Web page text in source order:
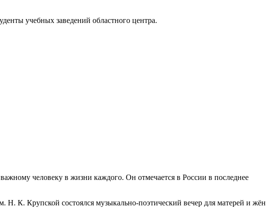
учебных заведений областного центра.
человеку в жизни каждого. Он отмечается в России в последнее
Н. К. Крупской состоялся музыкально-поэтический вечер для матерей и жён